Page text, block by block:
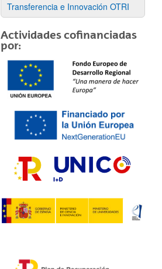
Transferencia e Innovación OTRI
Actividades cofinanciadas
por: